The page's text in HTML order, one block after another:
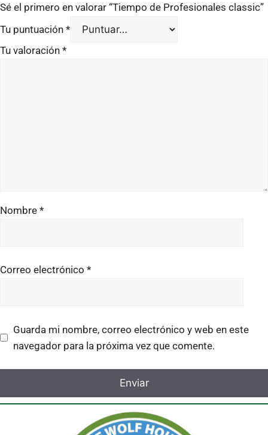
Sé el primero en valorar “Tiempo de Profesionales classic”
Tu puntuación *
Tu valoración *
Nombre *
Correo electrónico *
Guarda mi nombre, correo electrónico y web en este
navegador para la próxima vez que comente.